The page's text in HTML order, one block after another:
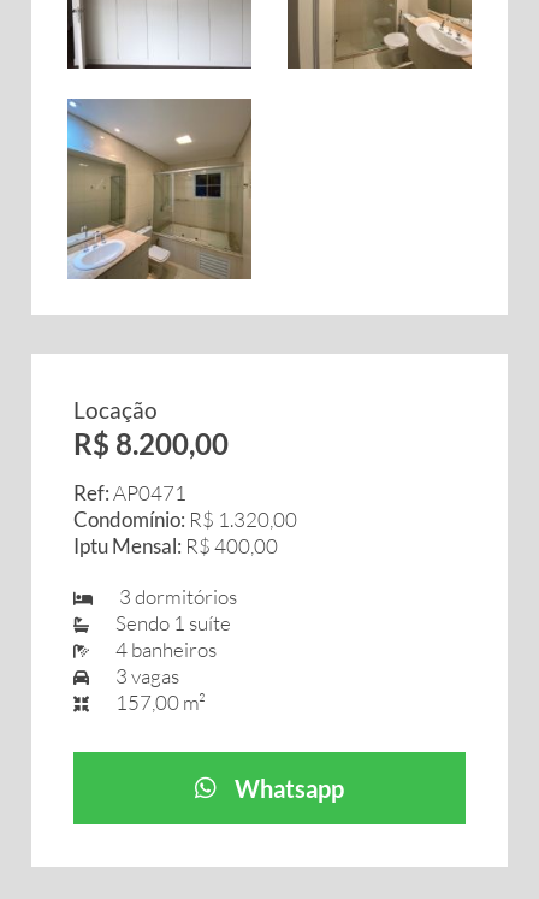
Locação
R$ 8.200,00
Ref:AP0471
Condomínio: R$ 1.320,00
Iptu Mensal: R$ 400,00
3 dormitórios
Sendo 1 suíte
4 banheiros
3 vagas
157,00 m²
Whatsapp